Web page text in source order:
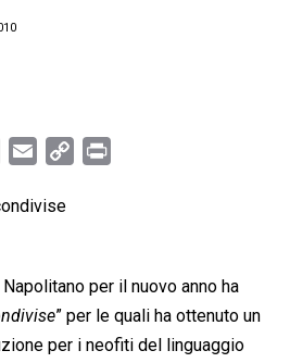
r
d
s
a
i
n
k
per il nuovo anno ha
” per le quali ha ottenuto un
per i neofiti del linguaggio